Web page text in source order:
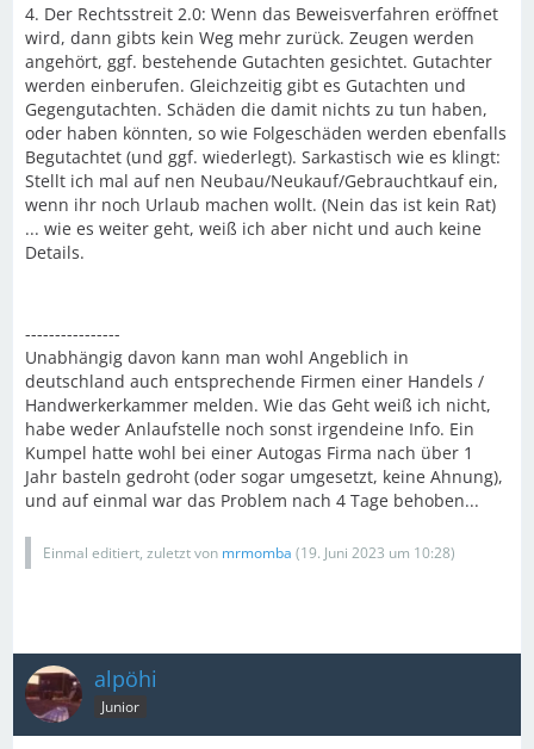
4. Der Rechtsstreit 2.0: Wenn das Beweisverfahren eröffnet
wird, dann gibts kein Weg mehr zurück. Zeugen werden
angehört, ggf. bestehende Gutachten gesichtet. Gutachter
werden einberufen. Gleichzeitig gibt es Gutachten und
Gegengutachten. Schäden die damit nichts zu tun haben,
oder haben könnten, so wie Folgeschäden werden ebenfalls
Begutachtet (und ggf. wiederlegt). Sarkastisch wie es klingt:
Stellt ich mal auf nen Neubau/Neukauf/Gebrauchtkauf ein,
wenn ihr noch Urlaub machen wollt. (Nein das ist kein Rat)
... wie es weiter geht, weiß ich aber nicht und auch keine
Details.
----------------
Unabhängig davon kann man wohl Angeblich in
deutschland auch entsprechende Firmen einer Handels /
Handwerkerkammer melden. Wie das Geht weiß ich nicht,
habe weder Anlaufstelle noch sonst irgendeine Info. Ein
Kumpel hatte wohl bei einer Autogas Firma nach über 1
Jahr basteln gedroht (oder sogar umgesetzt, keine Ahnung),
und auf einmal war das Problem nach 4 Tage behoben...
Einmal editiert, zuletzt von mrmomba (19. Juni 2023 um 10:28)
alpöhi
Junior